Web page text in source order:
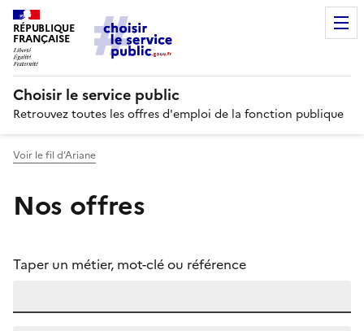
RÉPUBLIQUE
FRANÇAISE
Choisir le service public
Retrouvez toutes les offres d'emploi de la fonction publique
Voir le fil d’Ariane
Nos offres
Taper un métier, mot-clé ou référence